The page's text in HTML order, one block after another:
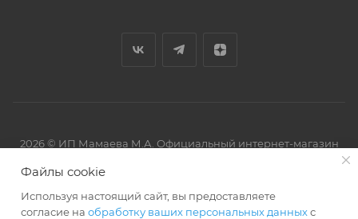
2026 © ИП Мамаева М.А. Официальный интернет-магазин
Файлы cookie
Используя настоящий сайт, вы предоставляете
согласие на обработку ваших персональных данныхс